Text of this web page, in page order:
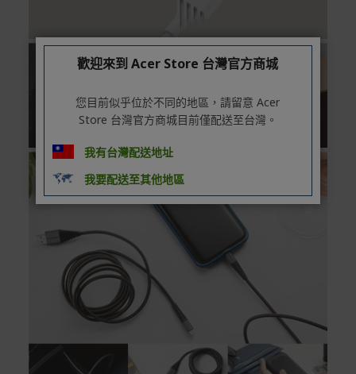
本網站提供以下付款方式：
信用卡一次付清：支援Visa、Master Card及JCB卡
信用卡分期付款：限指定商品使用，滿1千享3期0利
率/滿1萬享3期0利率/滿3萬享12期0利率
銀行帳戶轉帳：使用一次性虛擬帳戶
LINEPAY(含iPASS MONEY)
Apple Pay：須使用行動裝置
Samsung Wallet (原Samsung Pay)：須使用行動裝
置
歡迎來到 Acer Store 台灣官方商城
您目前似乎位於不同的地區，請留意 Acer
Store 台灣官方商城目前僅配送至台灣。
我有台灣配送地址
我要配送至其他地區